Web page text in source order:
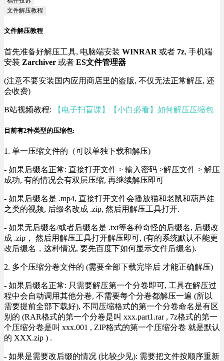
文件解压教程
文件解压教程
首先准备好解压工具, 电脑端安装 WINRAR 或者 7z, 手机端
安装 Zarchiver 或者 ES文件管理器
(注意不要安装国内应用商店里的盗版, 不仅无法正常解压, 还
会收费)
B站视频教程: 【电子扫盲课】【小白必看】如何解压压缩包
目前有2种类型的压缩包:
1. 单一压缩文件的（可以单独下载和解压)
- 如果后缀名正常: 直接打开文件 > 输入密码 >解压文件 > 解压
成功, 有的情况会有双层压缩, 再继续解压即可
- 如果后缀名是 .mp4, 直接打开文件会播放猫和老鼠和葫芦娃
之类的视频, 后缀名改成 .zip, 然后用解压工具打开.
- 如果无后缀名/或者后缀名是 .txt等各种奇怪的后缀名, 后缀改
成 .zip， 然后用解压工具打开解压即可, (有的系统默认不能更
改后缀名，这种情况, 要先百度下如何显示文件后缀名).
2. 多个压缩分卷文件的 (需要全部下载完毕后 才能正确解压)
- 如果后缀名正常: 只需要解压第一个分卷即可, 工具在解压过
程中会自动调用其他分卷, 不需要每个分卷都解压一遍 (所以
需要提前全部下载好), 不同压缩格式的第一个分卷命名是有区
别的 (RAR格式的第一个分卷是叫 xxx.part1.rar , 7z格式的第一
个压缩分卷是叫 xxx.001 , ZIP格式的第一个压缩分卷 就是默认
的 XXX.zip ) .
- 如果是需要改后缀的情况 (比较少见): 需要把文件按顺序重新